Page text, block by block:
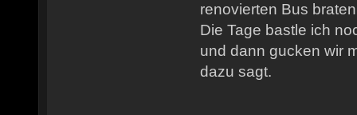
renovierten Bus
Die Tage bastle ich
und dann gucken wir
dazu sagt.